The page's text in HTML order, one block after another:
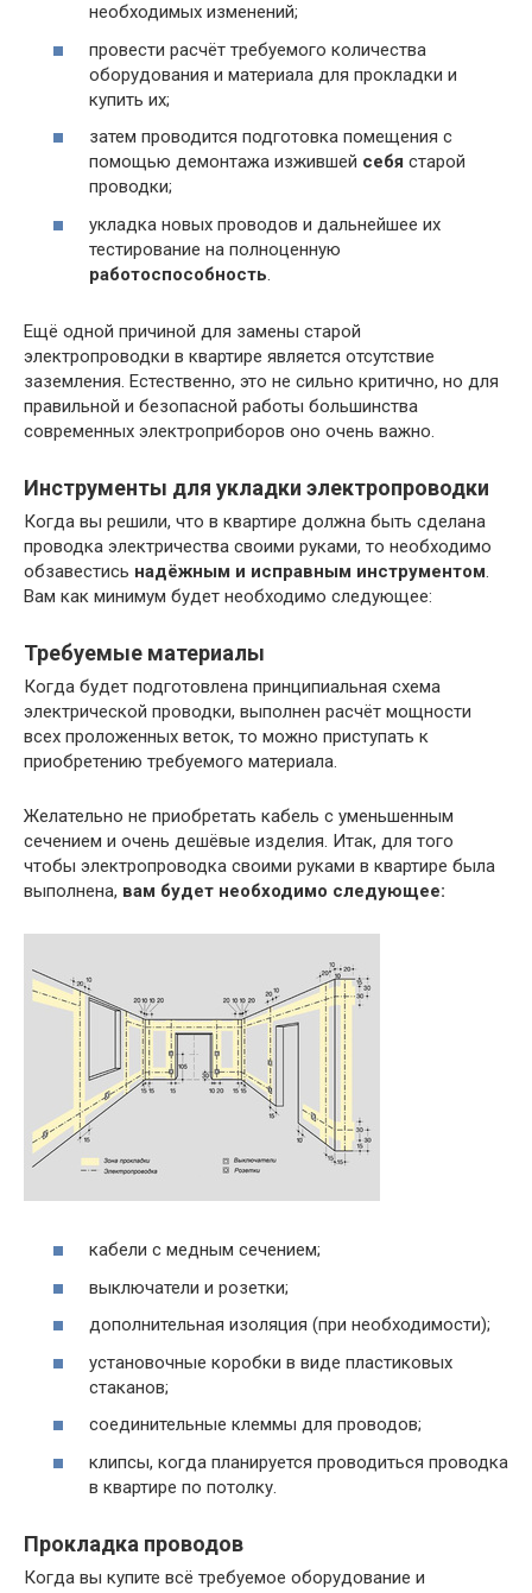
необходимых изменений;
провести расчёт требуемого количества
оборудования и материала для прокладки и
купить их;
затем проводится подготовка помещения с
помощью демонтажа изжившей себя старой
проводки;
укладка новых проводов и дальнейшее их
тестирование на полноценную
работоспособность
Ещё одной причиной для замены старой
электропроводки в квартире является отсутствие
заземления. Естественно, это не сильно критично, но для
правильной и безопасной работы большинства
современных электроприборов оно очень важно.
Инструменты для укладки электропроводки
Когда вы решили, что в квартире должна быть сделана
проводка электричества своими руками, то необходимо
обзавестись надёжным и исправным инструментом
Вам как минимум будет необходимо следующее:
Требуемые материалы
Когда будет подготовлена принципиальная схема
электрической проводки, выполнен расчёт мощности
всех проложенных веток, то можно приступать к
приобретению требуемого материала.
Желательно не приобретать кабель с уменьшенным
сечением и очень дешёвые изделия. Итак, для того
чтобы электропроводка своими руками в квартире была
выполнена, вам будет необходимо следующее:
кабели с медным сечением;
выключатели и розетки;
дополнительная изоляция (при необходимости);
установочные коробки в виде пластиковых
стаканов;
соединительные клеммы для проводов;
клипсы, когда планируется проводиться проводка
в квартире по потолку.
Прокладка проводов
Когда вы купите всё требуемое оборудование и